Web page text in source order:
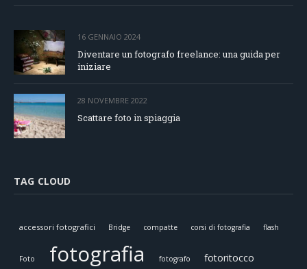
16 GENNAIO 2024
Diventare un fotografo freelance: una guida per
iniziare
28 NOVEMBRE 2022
Scattare foto in spiaggia
TAG CLOUD
accessori fotografici Bridge compatte corsi di fotografia flash
Foto fotografia fotografo fotoritocco